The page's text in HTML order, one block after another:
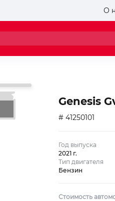
О
Genesis
# 41250101
Год выпуска
2021 г.
Тип двигателя
Бензин
Стоимость